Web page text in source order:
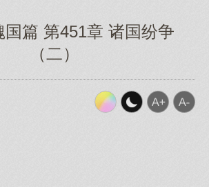
国篇 第451章 诸国纷争
（二）